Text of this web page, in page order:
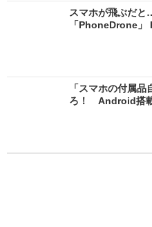
スマホが飛ぶだ
「PhoneDrone」
「スマホの付属
ろ！ Android搭